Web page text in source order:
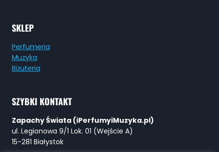
SKLEP
Perfumeria
Muzyka
Biżuteria
SZYBKI KONTAKT
Zapachy Świata (iPerfumyiMuzyka.pl)
ul. Legionowa 9/1 Lok. 01 (Wejście A)
15-281 Białystok